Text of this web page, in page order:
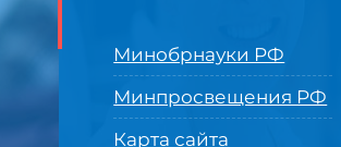
Минобрнауки РФ
Минпросвещения РФ
Карта сайта